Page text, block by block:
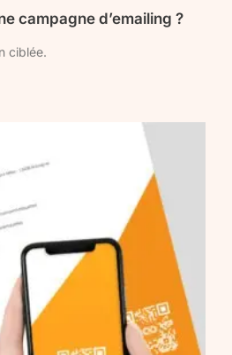
campagne d’emailing ?
ciblée.